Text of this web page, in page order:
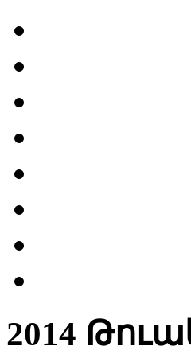
2014